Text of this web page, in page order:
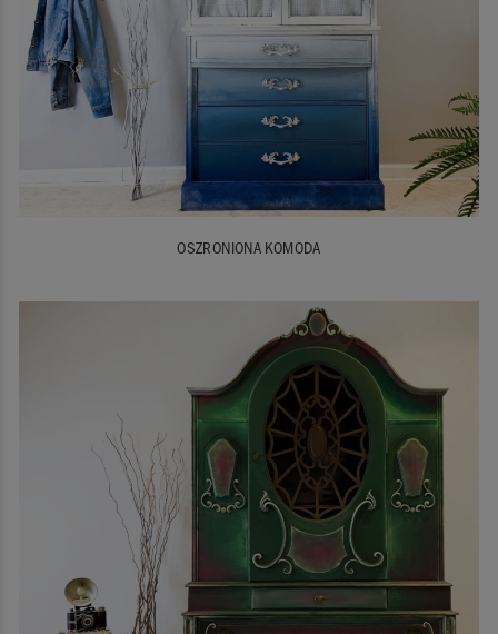
OSZRONIONA KOMODA